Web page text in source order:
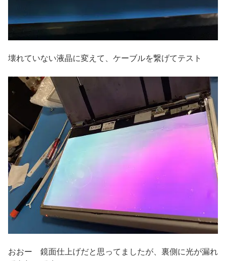
壊れていない液晶に変えて、ケーブルを繋げてテスト
おおー 鏡面仕上げだと思ってましたが、裏側に光が漏れ